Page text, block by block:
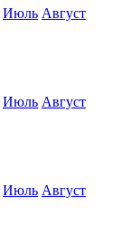
Июль Август
Июль Август
Июль Август